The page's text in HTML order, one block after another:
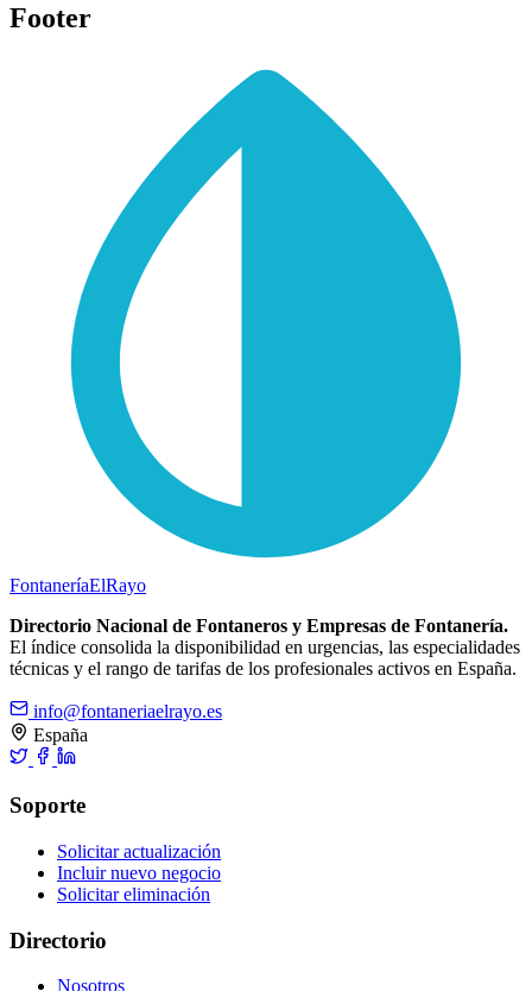
Footer
FontaneríaElRayo
Directorio Nacional de Fontaneros y Empresas de Fontanería.
El índice consolida la disponibilidad en urgencias, las especialidades
técnicas y el rango de tarifas de los profesionales activos en España.
info@fontaneriaelrayo.es
España
Soporte
Solicitar actualización
Incluir nuevo negocio
Solicitar eliminación
Directorio
Nosotros